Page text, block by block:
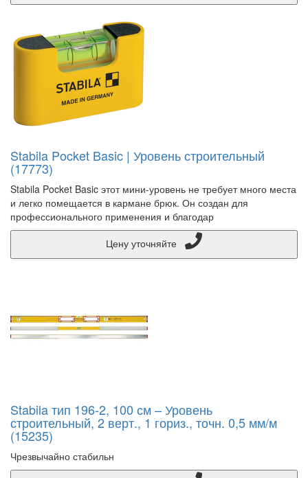
Stabila Pocket Basic | Уровень строительный
(17773)
Stabila Pocket Basic этот мини-уровень не требует много места
и легко помещается в кармане брюк. Он создан для
профессионального применения и благодар
Stabila тип 196-2, 100 см – Уровень
строительный, 2 верт., 1 гориз., точн. 0,5 мм/м
(15235)
Чрезвычайно стабильн